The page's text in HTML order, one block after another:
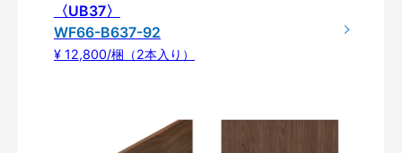
〈UB37〉
WF66-B637-92
¥ 12,800/梱（2本入り）